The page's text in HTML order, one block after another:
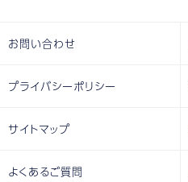
お問い合わせ
プライバシーポリシー
サイトマップ
よくあるご質問